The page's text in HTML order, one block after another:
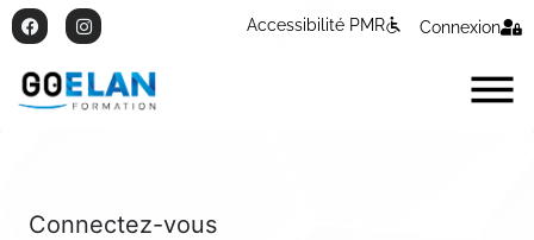
Accessibilité PMR Connexion
Connectez-vous